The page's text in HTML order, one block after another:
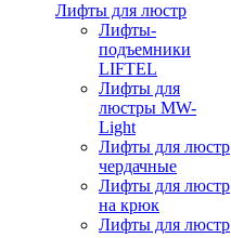
Лифты для люстр
Лифты-
подъемники
LIFTEL
Лифты для
люстры MW-
Light
Лифты для люстр
чердачные
Лифты для люстр
на крюк
Лифты для люстр